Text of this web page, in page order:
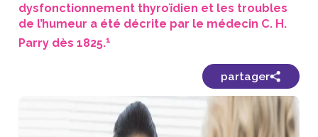
dysfonctionnement thyroïdien et les troubles
de l’humeur a été décrite par le médecin C. H.
Parry dès 1825.1
partager